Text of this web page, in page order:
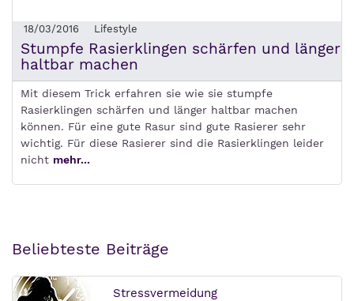
18/03/2016 Lifestyle
Stumpfe Rasierklingen schärfen und länger
haltbar machen
Mit diesem Trick erfahren sie wie sie stumpfe
Rasierklingen schärfen und länger haltbar machen
können. Für eine gute Rasur sind gute Rasierer sehr
wichtig. Für diese Rasierer sind die Rasierklingen leider
nicht mehr...
Beliebteste Beiträge
Stressvermeidung